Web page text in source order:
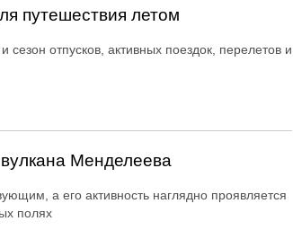
путешествия летом
сезон отпусков, активных поездок, перелетов и
Менделеева
а его активность наглядно проявляется
полях